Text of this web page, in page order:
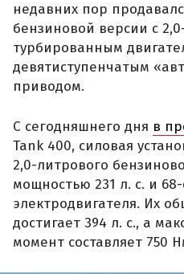
недавних пор
бензиновой версии с
турбированным
девятиступенчатым
приводом.
С сегодняшнего дня в
Tank 400, силовая
2,0-литрового
мощностью 231 л. с. и
электродвигателя. Их
достигает 394 л. с., а
момент составляет 750